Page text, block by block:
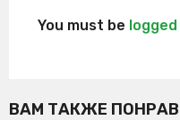
You must be logged
ВАМ ТАКЖЕ